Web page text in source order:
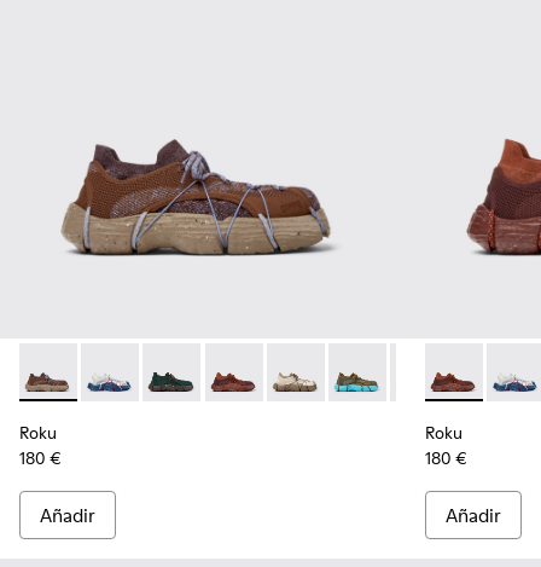
Roku - K100953-009 - Sneaker marrón/azul para hombre
Roku - K100953-014 - Sneakers de tejido multicolor
Roku - K100953-012 - Sneaker verde para
Roku - K100953-010 - Sneaker
Roku - K100953-008 -
Roku - K100953-007 -
Roku -Roku -
Roku
180 €
Añadir
Roku -
Roku
180 €
Añadir